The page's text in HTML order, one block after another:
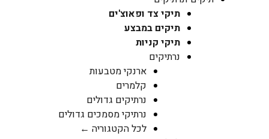
תיקי צד ופאוצ'ים
תיקים במבצע
תיקי קניות
נרתיקים
ארנקי מטבעות
קלמרים
נרתיקים גדולים
נרתיקי מסמכים גדולים
לכל הקטגוריה ←